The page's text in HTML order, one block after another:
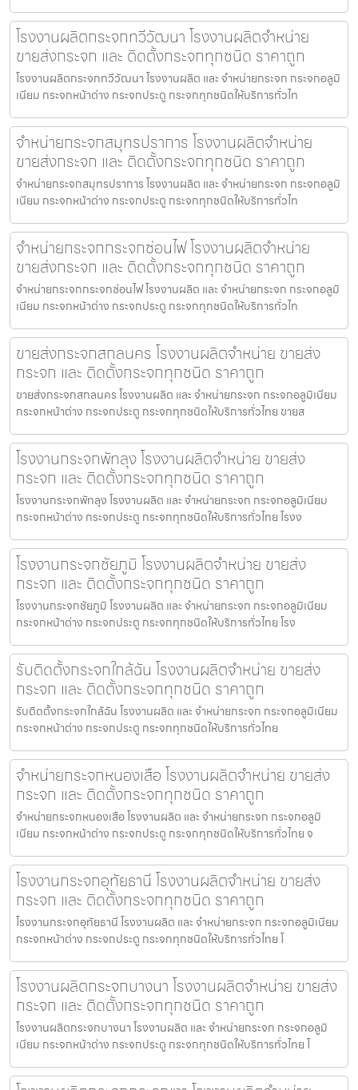
โรงงานผลิตกระจกทวีวัฒนา โรงงานผลิตจำหน่าย
ขายส่งกระจก และ ติดตั้งกระจกทุกชนิด ราคาถูก
โรงงานผลิตกระจกทวีวัฒนา โรงงานผลิต และ จำหน่ายกระจก กระจกอลูมิ
เนียม กระจกหน้าต่าง กระจกประตู กระจกทุกชนิดให้บริการทั่วไท
จำหน่ายกระจกสมุทรปราการ โรงงานผลิตจำหน่าย
ขายส่งกระจก และ ติดตั้งกระจกทุกชนิด ราคาถูก
จำหน่ายกระจกสมุทรปราการ โรงงานผลิต และ จำหน่ายกระจก กระจกอลูมิ
เนียม กระจกหน้าต่าง กระจกประตู กระจกทุกชนิดให้บริการทั่วไท
จำหน่ายกระจกกระจกซ่อนไฟ โรงงานผลิตจำหน่าย
ขายส่งกระจก และ ติดตั้งกระจกทุกชนิด ราคาถูก
จำหน่ายกระจกกระจกซ่อนไฟ โรงงานผลิต และ จำหน่ายกระจก กระจกอลูมิ
เนียม กระจกหน้าต่าง กระจกประตู กระจกทุกชนิดให้บริการทั่วไท
ขายส่งกระจกสกลนคร โรงงานผลิตจำหน่าย ขายส่ง
กระจก และ ติดตั้งกระจกทุกชนิด ราคาถูก
ขายส่งกระจกสกลนคร โรงงานผลิต และ จำหน่ายกระจก กระจกอลูมิเนียม
กระจกหน้าต่าง กระจกประตู กระจกทุกชนิดให้บริการทั่วไทย ขายส
โรงงานกระจกพัทลุง โรงงานผลิตจำหน่าย ขายส่ง
กระจก และ ติดตั้งกระจกทุกชนิด ราคาถูก
โรงงานกระจกพัทลุง โรงงานผลิต และ จำหน่ายกระจก กระจกอลูมิเนียม
กระจกหน้าต่าง กระจกประตู กระจกทุกชนิดให้บริการทั่วไทย โรงง
โรงงานกระจกชัยภูมิ โรงงานผลิตจำหน่าย ขายส่ง
กระจก และ ติดตั้งกระจกทุกชนิด ราคาถูก
โรงงานกระจกชัยภูมิ โรงงานผลิต และ จำหน่ายกระจก กระจกอลูมิเนียม
กระจกหน้าต่าง กระจกประตู กระจกทุกชนิดให้บริการทั่วไทย โรง
รับติดตั้งกระจกใกล้ฉัน โรงงานผลิตจำหน่าย ขายส่ง
กระจก และ ติดตั้งกระจกทุกชนิด ราคาถูก
รับติดตั้งกระจกใกล้ฉัน โรงงานผลิต และ จำหน่ายกระจก กระจกอลูมิเนียม
กระจกหน้าต่าง กระจกประตู กระจกทุกชนิดให้บริการทั่วไทย
จำหน่ายกระจกหนองเสือ โรงงานผลิตจำหน่าย ขายส่ง
กระจก และ ติดตั้งกระจกทุกชนิด ราคาถูก
จำหน่ายกระจกหนองเสือ โรงงานผลิต และ จำหน่ายกระจก กระจกอลูมิ
เนียม กระจกหน้าต่าง กระจกประตู กระจกทุกชนิดให้บริการทั่วไทย จ
โรงงานกระจกอุทัยธานี โรงงานผลิตจำหน่าย ขายส่ง
กระจก และ ติดตั้งกระจกทุกชนิด ราคาถูก
โรงงานกระจกอุทัยธานี โรงงานผลิต และ จำหน่ายกระจก กระจกอลูมิเนียม
กระจกหน้าต่าง กระจกประตู กระจกทุกชนิดให้บริการทั่วไทย โ
โรงงานผลิตกระจกบางนา โรงงานผลิตจำหน่าย ขายส่ง
กระจก และ ติดตั้งกระจกทุกชนิด ราคาถูก
โรงงานผลิตกระจกบางนา โรงงานผลิต และ จำหน่ายกระจก กระจกอลูมิ
เนียม กระจกหน้าต่าง กระจกประตู กระจกทุกชนิดให้บริการทั่วไทย โ